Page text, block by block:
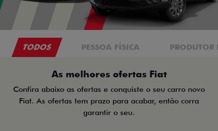
TODOS PESSOA FÍSICA PRODUTOR
As melhores ofertas Fiat
Confira abaixo as ofertas e conquiste o seu carro novo
Fiat. As ofertas tem prazo para acabar, então corra
garantir o seu.